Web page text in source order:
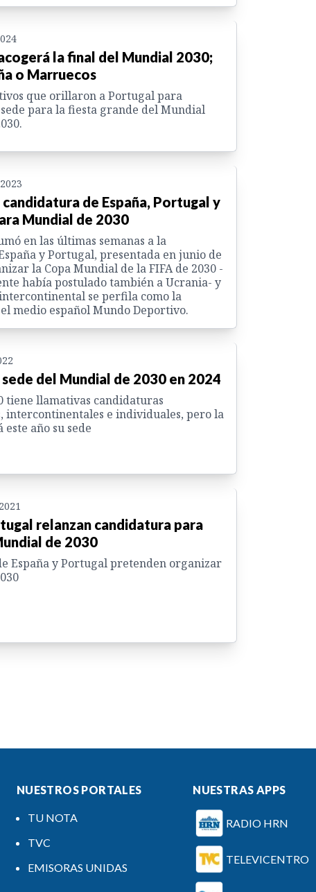
la final del Mundial 2030;
o Marruecos
que orillaron a Portugal para
para la fiesta grande del Mundial
de España, Portugal y
Mundial de 2030
en las últimas semanas a la
y Portugal, presentada en junio de
la Copa Mundial de la FIFA de 2030 -
había postulado también a Ucrania- y
se perfila como la
medio español Mundo Deportivo.
del Mundial de 2030 en 2024
tiene llamativas candidaturas
intercontinentales e individuales, pero la
año su sede
relanzan candidatura para
de 2030
España y Portugal pretenden organizar
NUESTROS PORTALES
TU NOTA
TVC
EMISORAS UNIDAS
NUESTRAS APPS
RADIO HRN
TELEVICENTRO